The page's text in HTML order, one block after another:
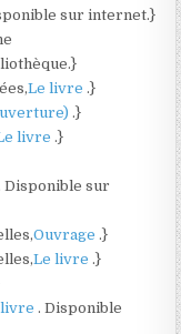
sur internet.}
Le livre.}
.}
livre.}
Disponible sur
Ouvrage.}
Le livre.}
livre. Disponible